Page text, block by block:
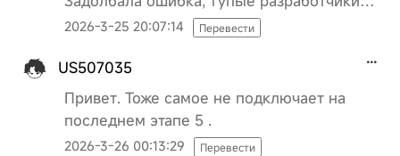
2026-3-25 20:07:14 Перевести
US507035
Привет. Тоже самое не подключает на
последнем этапе 5 .
2026-3-26 00:13:29 Перевести